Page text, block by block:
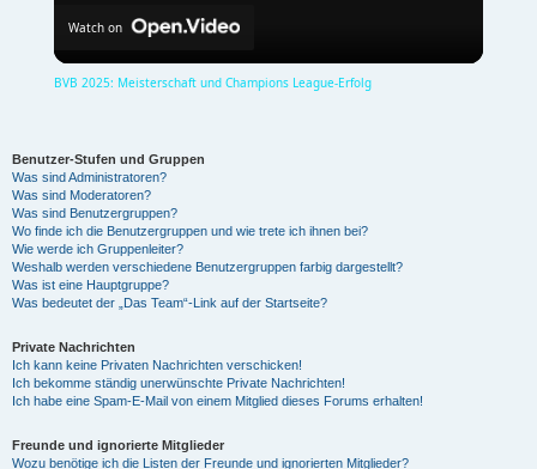
V
d
Watch on
BVB 2025: Meisterschaft und Champions League-Erfolg
Benutzer-Stufen und Gruppen
Was sind Administratoren?
Was sind Moderatoren?
Was sind Benutzergruppen?
Wo finde ich die Benutzergruppen und wie trete ich ihnen bei?
Wie werde ich Gruppenleiter?
Weshalb werden verschiedene Benutzergruppen farbig dargestellt?
Was ist eine Hauptgruppe?
Was bedeutet der „Das Team“-Link auf der Startseite?
Private Nachrichten
Ich kann keine Privaten Nachrichten verschicken!
Ich bekomme ständig unerwünschte Private Nachrichten!
Ich habe eine Spam-E-Mail von einem Mitglied dieses Forums erhalten!
Freunde und ignorierte Mitglieder
Wozu benötige ich die Listen der Freunde und ignorierten Mitglieder?